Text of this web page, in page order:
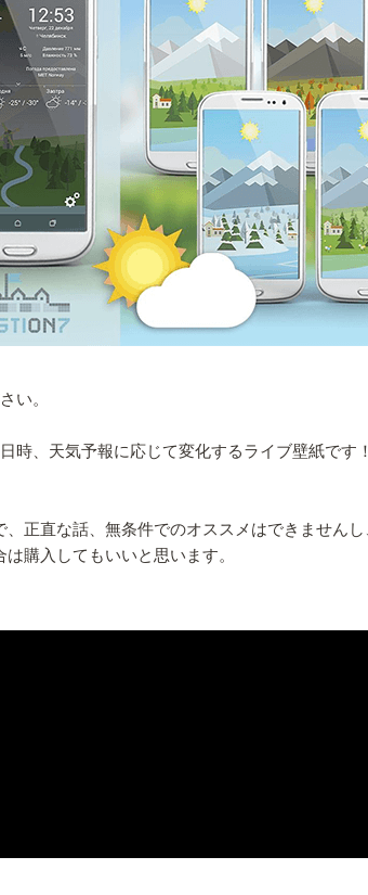
い。
時、天気予報に応じて変化するライブ壁紙で
正直な話、無条件でのオススメはできません
購入してもいいと思います。